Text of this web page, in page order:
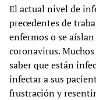
El actual nivel de
precedentes de
enfermos o se
coronavirus.
saber que están
infectar a sus
frustración y